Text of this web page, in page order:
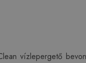
vízlepergető